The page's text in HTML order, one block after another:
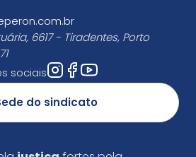
6617 - Tiradentes, Porto
sociais
do sindicato